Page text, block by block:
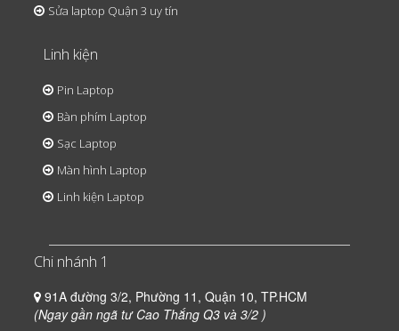
Sửa laptop Quận 3 uy tín
Linh kiện
Pin Laptop
Bàn phím Laptop
Sạc Laptop
Màn hình Laptop
Linh kiện Laptop
Chi nhánh 1
91A đường 3/2, Phường 11, Quận 10, TP.HCM
(Ngay gần ngã tư Cao Thắng Q3 và 3/2 )